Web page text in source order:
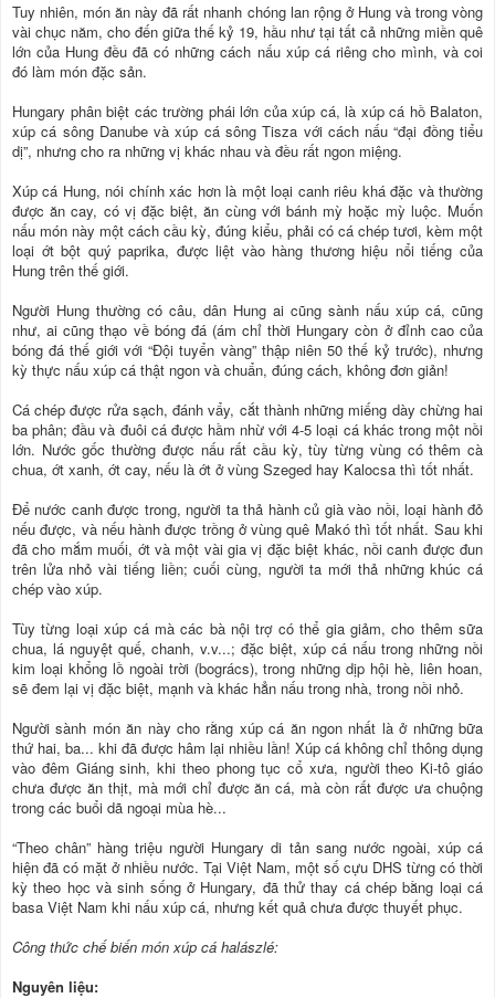
Tuy nhiên, món ăn này đã rất nhanh chóng lan rộng ở Hung và trong vòng
vài chục năm, cho đến giữa thế kỷ 19, hầu như tại tất cả những miền quê
lớn của Hung đều đã có những cách nấu xúp cá riêng cho mình, và coi
đó làm món đặc sản.
Hungary phân biệt các trường phái lớn của xúp cá, là xúp cá hồ Balaton,
xúp cá sông Danube và xúp cá sông Tisza với cách nấu “đại đồng tiểu
dị”, nhưng cho ra những vị khác nhau và đều rất ngon miệng.
Xúp cá Hung, nói chính xác hơn là một loại canh riêu khá đặc và thường
được ăn cay, có vị đặc biệt, ăn cùng với bánh mỳ hoặc mỳ luộc. Muốn
nấu món này một cách cầu kỳ, đúng kiểu, phải có cá chép tươi, kèm một
loại ớt bột quý paprika, được liệt vào hàng thương hiệu nổi tiếng của
Hung trên thế giới.
Người Hung thường có câu, dân Hung ai cũng sành nấu xúp cá, cũng
như, ai cũng thạo về bóng đá (ám chỉ thời Hungary còn ở đỉnh cao của
bóng đá thế giới với “Ðội tuyển vàng” thập niên 50 thế kỷ trước), nhưng
kỳ thực nấu xúp cá thật ngon và chuẩn, đúng cách, không đơn giản!
Cá chép được rửa sạch, đánh vẩy, cắt thành những miếng dày chừng hai
ba phân; đầu và đuôi cá được hầm nhừ với 4-5 loại cá khác trong một nồi
lớn. Nước gốc thường được nấu rất cầu kỳ, tùy từng vùng có thêm cà
chua, ớt xanh, ớt cay, nếu là ớt ở vùng Szeged hay Kalocsa thì tốt nhất.
Để nước canh được trong, người ta thả hành củ già vào nồi, loại hành đỏ
nếu được, và nếu hành được trồng ở vùng quê Makó thì tốt nhất. Sau khi
đã cho mắm muối, ớt và một vài gia vị đặc biệt khác, nồi canh được đun
trên lửa nhỏ vài tiếng liền; cuối cùng, người ta mới thả những khúc cá
chép vào xúp.
Tùy từng loại xúp cá mà các bà nội trợ có thể gia giảm, cho thêm sữa
chua, lá nguyệt quế, chanh, v.v...; đặc biệt, xúp cá nấu trong những nồi
kim loại khổng lồ ngoài trời (bogrács), trong những dịp hội hè, liên hoan,
sẽ đem lại vị đặc biệt, mạnh và khác hẳn nấu trong nhà, trong nồi nhỏ.
Người sành món ăn này cho rằng xúp cá ăn ngon nhất là ở những bữa
thứ hai, ba... khi đã được hâm lại nhiều lần! Xúp cá không chỉ thông dụng
vào đêm Giáng sinh, khi theo phong tục cổ xưa, người theo Ki-tô giáo
chưa được ăn thịt, mà mới chỉ được ăn cá, mà còn rất được ưa chuộng
trong các buổi dã ngoại mùa hè...
“Theo chân” hàng triệu người Hungary di tản sang nước ngoài, xúp cá
hiện đã có mặt ở nhiều nước. Tại Việt Nam, một số cựu DHS từng có thời
kỳ theo học và sinh sống ở Hungary, đã thử thay cá chép bằng loại cá
basa Việt Nam khi nấu xúp cá, nhưng kết quả chưa được thuyết phục.
Công thức chế biến món xúp cá halászlé:
Nguyên liệu: